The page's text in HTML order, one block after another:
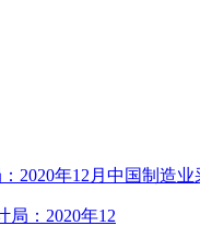
局：2020年12